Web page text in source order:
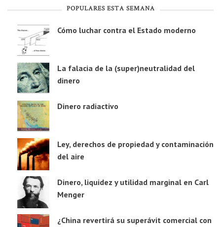
POPULARES ESTA SEMANA
Cómo luchar contra el Estado moderno
La falacia de la (super)neutralidad del
dinero
Dinero radiactivo
Ley, derechos de propiedad y contaminación
del aire
Dinero, liquidez y utilidad marginal en Carl
Menger
¿China revertirá su superávit comercial con